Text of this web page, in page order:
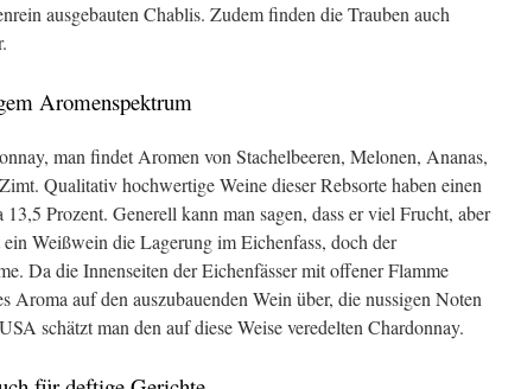
ausgebauten Chablis. Zudem finden die Trauben auch
Aromenspektrum
man findet Aromen von Stachelbeeren, Melonen, Ananas,
Qualitativ hochwertige Weine dieser Rebsorte haben einen
Prozent. Generell kann man sagen, dass er viel Frucht, aber
Weißwein die Lagerung im Eichenfass, doch der
Da die Innenseiten der Eichenfässer mit offener Flamme
Aroma auf den auszubauenden Wein über, die nussigen Noten
schätzt man den auf diese Weise veredelten Chardonnay.